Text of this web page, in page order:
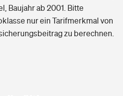
Baujahr ab 2001. Bitte
nur ein Tarifmerkmal von
zu berechnen.